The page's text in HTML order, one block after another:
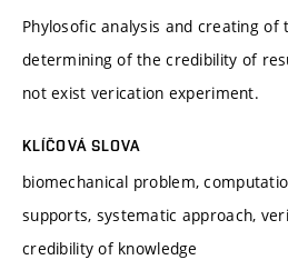
Phylosofic analysis and creating
determining of the credibility of
not exist verication experiment.
KLÍČOVÁ SLOVA
biomechanical problem,
supports, systematic approach,
credibility of knowledge